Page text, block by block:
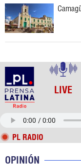
LIVE
PL RADIO
OPINIÓN